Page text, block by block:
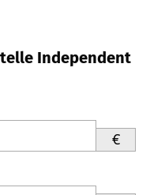
Independent
€